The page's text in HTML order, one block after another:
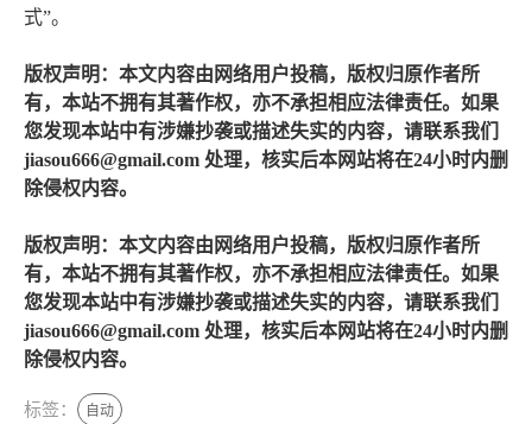
式”。
版权声明：本文内容由网络用户投稿，版权归原作者所
有，本站不拥有其著作权，亦不承担相应法律责任。如果
您发现本站中有涉嫌抄袭或描述失实的内容，请联系我们
jiasou666@gmail.com 处理，核实后本网站将在24小时内删
除侵权内容。
版权声明：本文内容由网络用户投稿，版权归原作者所
有，本站不拥有其著作权，亦不承担相应法律责任。如果
您发现本站中有涉嫌抄袭或描述失实的内容，请联系我们
jiasou666@gmail.com 处理，核实后本网站将在24小时内删
除侵权内容。
标签： 自动